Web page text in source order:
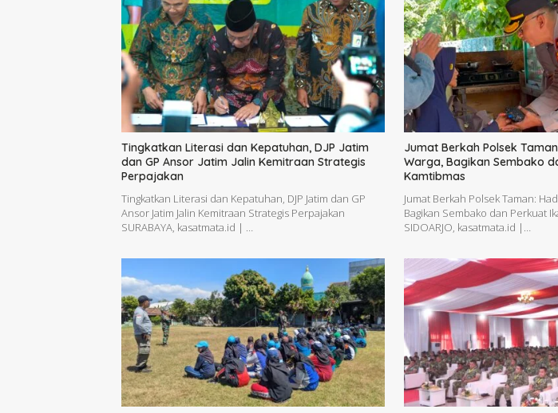
Tingkatkan Literasi dan Kepatuhan, DJP Jatim
dan GP Ansor Jatim Jalin Kemitraan Strategis
Perpajakan
Tingkatkan Literasi dan Kepatuhan, DJP Jatim dan GP
Ansor Jatim Jalin Kemitraan Strategis Perpajakan
SURABAYA, kasatmata.id | …
Jumat Berkah Polsek
Warga, Bagikan Sembako
Kamtibmas
Jumat Berkah Polsek Taman:
Bagikan Sembako dan Perkuat
SIDOARJO, kasatmata.id |…